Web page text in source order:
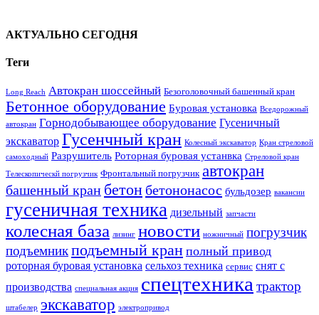
АКТУАЛЬНО СЕГОДНЯ
Теги
Long Reach Автокран шоссейный Безоголовочный башенный кран
Бетонное оборудование Буровая установка Вседорожный
автокран Горнодобывающее оборудование Гусеничный
экскаватор Гусенчный кран Колесный экскаватор Кран стреловой
самоходный Разрушитель Роторная буровая устанвка Стреловой кран
Телескопическй погрузчик Фронтальный погрузчик автокран
башенный кран бетон бетононасос бульдозер вакансии
гусеничная техника дизельный запчасти
колесная база лизинг новости ножничный погрузчик
подъемникподъемный кран полный привод
роторная буровая установка сельхоз техника сервис снят с
производства специальная акция спецтехника трактор
штабелер экскаватор электропривод